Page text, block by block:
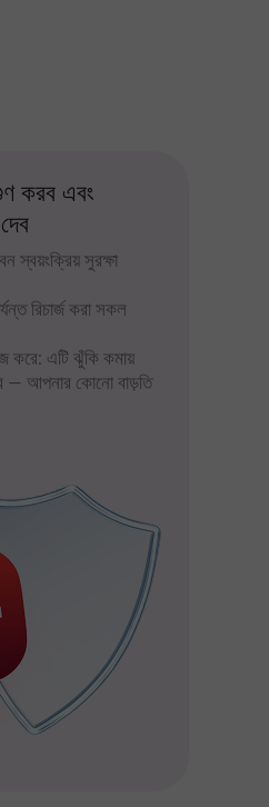
করব এবং
স্বয়ংক্রিয় সুরক্ষা
রিচার্জ করা সকল
করে: এটি ঝুঁকি কমায়
— আপনার কোনো বাড়তি